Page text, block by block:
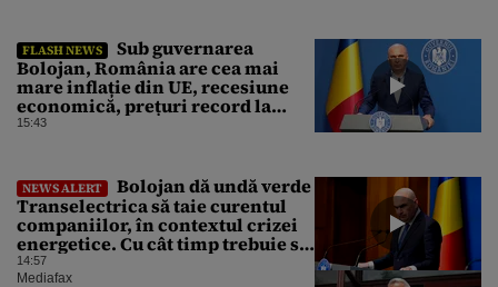
FLASH NEWS
Sub guvernarea
Bolojan, România are cea mai
mare inflație din UE, recesiune
economică, prețuri record la
carburanți și cea mai gravă criză
întrebat de Gândul dacă își cere
scuze
15:43
NEWS ALERT
Bolojan dă undă verde
Transelectrica să taie curentul
companiilor, în contextul crizei
energetice. Cu cât timp trebuie să
le anunțe înainte
14:57
Mediafax